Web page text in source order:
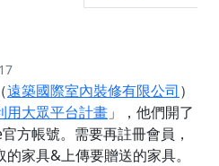
遠築國際室內裝修有限公司）
用大眾平台計畫 」，他們開了
方帳號。需要再註冊會員，
家具&上傳要贈送的家具。